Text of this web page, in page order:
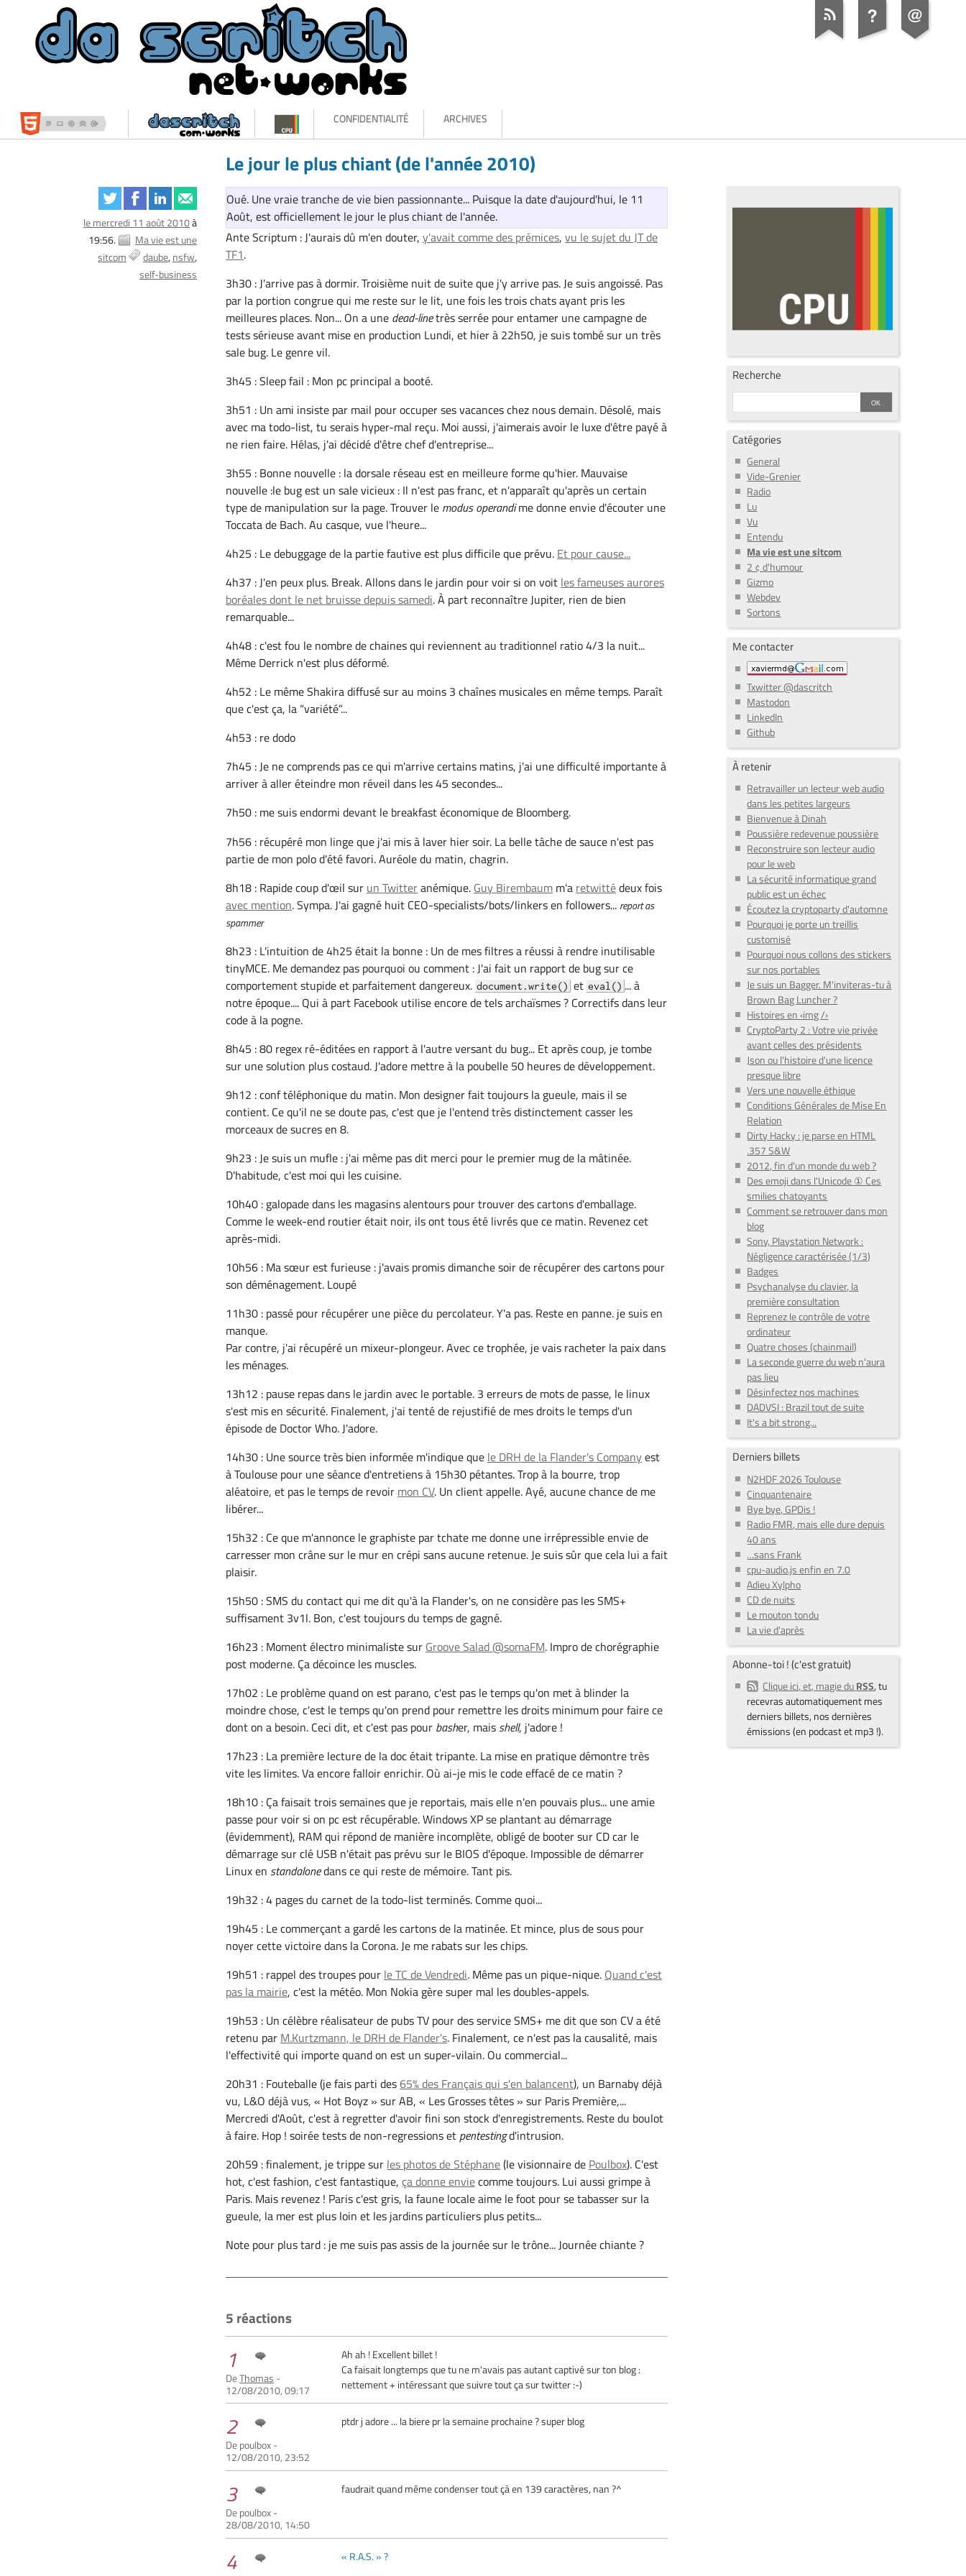
CONFIDENTIALITÉ ARCHIVES
Le jour le plus chiant (de l'année 2010)
le mercredi 11 août 2010à
19:56.
Ma vie est une
sitcom
daube nsfw
self-business
Oué. Une vraie tranche de vie bien passionnante... Puisque la date d'aujourd'hui, le 11
Août, est officiellement le jour le plus chiant de l'année.
Ante Scriptum : J'aurais dû m'en douter,y'avait comme des prémices,vu le sujet du JT de
TF1.
3h30 : J'arrive pas à dormir. Troisième nuit de suite que j'y arrive pas. Je suis angoissé. Pas
par la portion congrue qui me reste sur le lit, une fois les trois chats ayant pris les
meilleures places. Non... On a une dead-linetrès serrée pour entamer une campagne de
tests sérieuse avant mise en production Lundi, et hier à 22h50, je suis tombé sur un très
sale bug. Le genre vil.
3h45 : Sleep fail : Mon pc principal a booté.
3h51 : Un ami insiste par mail pour occuper ses vacances chez nous demain. Désolé, mais
avec ma todo-list, tu serais hyper-mal reçu. Moi aussi, j'aimerais avoir le luxe d'être payé à
ne rien faire. Hélas, j'ai décidé d'être chef d'entreprise...
3h55 : Bonne nouvelle : la dorsale réseau est en meilleure forme qu'hier. Mauvaise
nouvelle :le bug est un sale vicieux : Il n'est pas franc, et n'apparaît qu'après un certain
type de manipulation sur la page. Trouver le modus operandime donne envie d'écouter une
Toccata de Bach. Au casque, vue l'heure...
4h25 : Le debuggage de la partie fautive est plus difficile que prévu. Et pour cause...
4h37 : J'en peux plus. Break. Allons dans le jardin pour voir si on voit les fameuses aurores
boréales dont le net bruisse depuis samedi. À part reconnaître Jupiter, rien de bien
remarquable...
4h48 : c'est fou le nombre de chaines qui reviennent au traditionnel ratio 4/3 la nuit...
Même Derrick n'est plus déformé.
4h52 : Le même Shakira diffusé sur au moins 3 chaînes musicales en même temps. Paraît
que c'est ça, la “variété”...
4h53 : re dodo
7h45 : Je ne comprends pas ce qui m'arrive certains matins, j'ai une difficulté importante à
arriver à aller éteindre mon réveil dans les 45 secondes...
7h50 : me suis endormi devant le breakfast économique de Bloomberg.
7h56 : récupéré mon linge que j'ai mis à laver hier soir. La belle tâche de sauce n'est pas
partie de mon polo d'été favori. Auréole du matin, chagrin.
8h18 : Rapide coup d'œil sur un Twitteranémique. Guy Birembaum m'a retwittédeux fois
avec mention. Sympa. J'ai gagné huit CEO-specialists/bots/linkers en followers... report as
spammer
8h23 : L'intuition de 4h25 était la bonne : Un de mes filtres a réussi à rendre inutilisable
tinyMCE. Me demandez pas pourquoi ou comment : J'ai fait un rapport de bug sur ce
comportement stupide et parfaitement dangereux. document.write() et eval() ... à
notre époque.... Qui à part Facebook utilise encore de tels archaïsmes ? Correctifs dans leur
code à la pogne.
8h45 : 80 regex ré-éditées en rapport à l'autre versant du bug... Et après coup, je tombe
sur une solution plus costaud. J'adore mettre à la poubelle 50 heures de développement.
9h12 : conf téléphonique du matin. Mon designer fait toujours la gueule, mais il se
contient. Ce qu'il ne se doute pas, c'est que je l'entend très distinctement casser les
morceaux de sucres en 8.
9h23 : Je suis un mufle : j'ai même pas dit merci pour le premier mug de la mâtinée.
D'habitude, c'est moi qui les cuisine.
10h40 : galopade dans les magasins alentours pour trouver des cartons d'emballage.
Comme le week-end routier était noir, ils ont tous été livrés que ce matin. Revenez cet
après-midi.
10h56 : Ma sœur est furieuse : j'avais promis dimanche soir de récupérer des cartons pour
son déménagement. Loupé
11h30 : passé pour récupérer une pièce du percolateur. Y'a pas. Reste en panne. je suis en
manque.
Par contre, j'ai récupéré un mixeur-plongeur. Avec ce trophée, je vais racheter la paix dans
les ménages.
13h12 : pause repas dans le jardin avec le portable. 3 erreurs de mots de passe, le linux
s'est mis en sécurité. Finalement, j'ai tenté de rejustifié de mes droits le temps d'un
épisode de Doctor Who. J'adore.
14h30 : Une source très bien informée m'indique que le DRH de la Flander's Companyest
à Toulouse pour une séance d'entretiens à 15h30 pétantes. Trop à la bourre, trop
aléatoire, et pas le temps de revoir mon CV. Un client appelle. Ayé, aucune chance de me
libérer...
15h32 : Ce que m'annonce le graphiste par tchate me donne une irrépressible envie de
carresser mon crâne sur le mur en crépi sans aucune retenue. Je suis sûr que cela lui a fait
plaisir.
15h50 : SMS du contact qui me dit qu'à la Flander's, on ne considère pas les SMS+
suffisament 3v1l. Bon, c'est toujours du temps de gagné.
16h23 : Moment électro minimaliste sur Groove Salad @somaFM. Impro de chorégraphie
post moderne. Ça décoince les muscles.
17h02 : Le problème quand on est parano, c'est pas le temps qu'on met à blinder la
moindre chose, c'est le temps qu'on prend pour remettre les droits minimum pour faire ce
dont on a besoin. Ceci dit, et c'est pas pour basher, mais shell, j'adore !
17h23 : La première lecture de la doc était tripante. La mise en pratique démontre très
vite les limites. Va encore falloir enrichir. Où ai-je mis le code effacé de ce matin ?
18h10 : Ça faisait trois semaines que je reportais, mais elle n'en pouvais plus... une amie
passe pour voir si on pc est récupérable. Windows XP se plantant au démarrage
(évidemment), RAM qui répond de manière incomplète, obligé de booter sur CD car le
démarrage sur clé USB n'était pas prévu sur le BIOS d'époque. Impossible de démarrer
Linux en standalonedans ce qui reste de mémoire. Tant pis.
19h32 : 4 pages du carnet de la todo-list terminés. Comme quoi...
19h45 : Le commerçant a gardé les cartons de la matinée. Et mince, plus de sous pour
noyer cette victoire dans la Corona. Je me rabats sur les chips.
19h51 : rappel des troupes pour le TC de Vendredi. Même pas un pique-nique. Quand c'est
pas la mairie, c'est la météo. Mon Nokia gère super mal les doubles-appels.
19h53 : Un célèbre réalisateur de pubs TV pour des service SMS+ me dit que son CV a été
retenu par M.Kurtzmann, le DRH de Flander's. Finalement, ce n'est pas la causalité, mais
l'effectivité qui importe quand on est un super-vilain. Ou commercial...
20h31 : Fouteballe (je fais parti des65% des Français qui s'en balancent), un Barnaby déjà
vu, L&O déjà vus, « Hot Boyz » sur AB, « Les Grosses têtes » sur Paris Première,...
Mercredi d'Août, c'est à regretter d'avoir fini son stock d'enregistrements. Reste du boulot
à faire. Hop ! soirée tests de non-regressions et pentestingd'intrusion.
20h59 : finalement, je trippe sur les photos de Stéphane(le visionnaire de Poulbox). C'est
hot, c'est fashion, c'est fantastique,ça donne enviecomme toujours. Lui aussi grimpe à
Paris. Mais revenez ! Paris c'est gris, la faune locale aime le foot pour se tabasser sur la
gueule, la mer est plus loin et les jardins particuliers plus petits...
Note pour plus tard : je me suis pas assis de la journée sur le trône... Journée chiante ?
5 réactions
1
DeThomas -
12/08/2010, 09:17
Ah ah ! Excellent billet !
Ca faisait longtemps que tu ne m'avais pas autant captivé sur ton blog :
nettement + intéressant que suivre tout ça sur twitter :-)
2
De poulbox -
12/08/2010, 23:52
ptdr j adore ... la biere pr la semaine prochaine ? super blog
3
De poulbox -
28/08/2010, 14:50
faudrait quand même condenser tout çà en 139 caractères, nan ?^
4 « R.A.S. » ?
Recherche
Catégories
General
Vide-Grenier
Radio
Lu
Vu
Entendu
Ma vie est une sitcom
2 ¢ d'humour
Gizmo
Webdev
Sortons
Me contacter
Txwitter @dascritch
Mastodon
LinkedIn
Github
À retenir
Retravailler un lecteur web audio
dans les petites largeurs
Bienvenue à Dinah
Poussière redevenue poussière
Reconstruire son lecteur audio
pour le web
La sécurité informatique grand
public est un échec
Écoutez la cryptoparty d'automne
Pourquoi je porte un treillis
customisé
Pourquoi nous collons des stickers
sur nos portables
Je suis un Bagger. M'inviteras-tu à
Brown Bag Luncher ?
Histoires en ‹img /›
CryptoParty 2 : Votre vie privée
avant celles des présidents
Json ou l'histoire d'une licence
presque libre
Vers une nouvelle éthique
Conditions Générales de Mise En
Relation
Dirty Hacky : je parse en HTML
.357 S&W
2012, fin d'un monde du web ?
Des emoji dans l'Unicode ① Ces
smilies chatoyants
Comment se retrouver dans mon
blog
Sony, Playstation Network :
Négligence caractérisée (1/3)
Badges
Psychanalyse du clavier, la
première consultation
Reprenez le contrôle de votre
ordinateur
Quatre choses (chainmail)
La seconde guerre du web n'aura
pas lieu
Désinfectez nos machines
DADVSI : Brazil tout de suite
It's a bit strong...
Derniers billets
N2HDF 2026 Toulouse
Cinquantenaire
Bye bye, GPDis !
Radio FMR, mais elle dure depuis
40 ans
…sans Frank
cpu-audio.js enfin en 7.0
Adieu Xylpho
CD de nuits
Le mouton tondu
La vie d'après
Abonne-toi ! (c'est gratuit)
Clique ici, et, magie duRSS, tu
recevras automatiquement mes
derniers billets, nos dernières
émissions (en podcast et mp3 !).